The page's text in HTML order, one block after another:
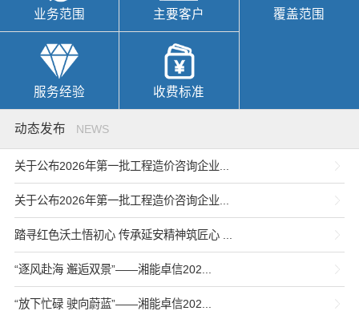
业务范围 主要客户 覆盖范围
服务经验 收费标准
动态发布 NEWS
关于公布2026年第一批工程造价咨询企业...
关于公布2026年第一批工程造价咨询企业...
踏寻红色沃土悟初心 传承延安精神筑匠心 ...
“逐风赴海 邂逅双景”——湘能卓信202...
“放下忙碌 驶向蔚蓝”——湘能卓信202...